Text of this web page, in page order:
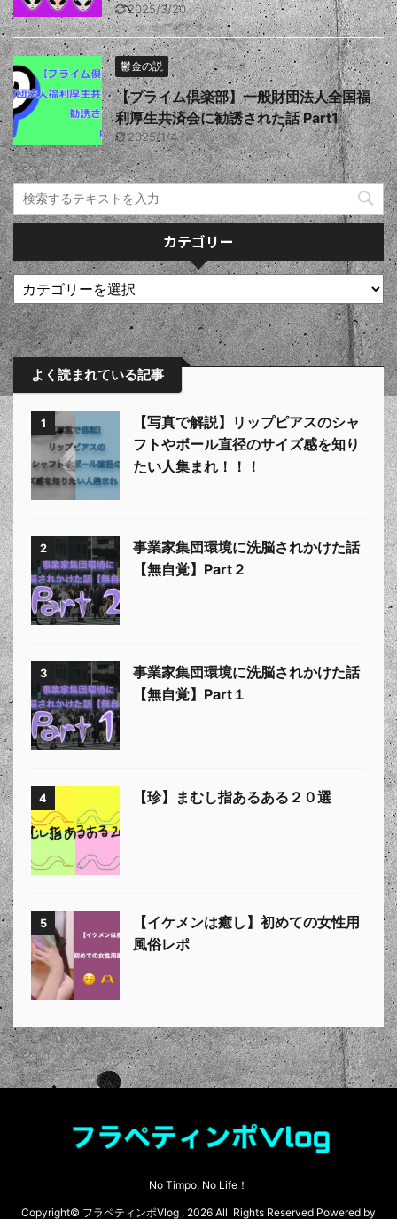
2025/3/20
鬱金の説
【プライム倶楽部】一般財団法人全国福
利厚生共済会に勧誘された話 Part1
2025/1/4
カテゴリー
よく読まれている記事
1
【写真で解説】リップピアスのシャ
フトやボール直径のサイズ感を知り
たい人集まれ！！！
2
事業家集団環境に洗脳されかけた話
【無自覚】Part２
3
事業家集団環境に洗脳されかけた話
【無自覚】Part１
4 【珍】まむし指あるある２０選
5
【イケメンは癒し】初めての女性用
風俗レポ
No Timpo, No Life！
Copyright© フラペティンポVlog , 2026 All Rights Reserved Powered by